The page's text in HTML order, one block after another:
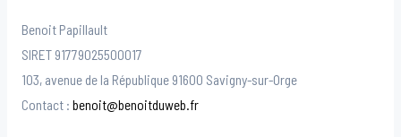
Benoit Papillault
SIRET 91779025500017
103, avenue de la République 91600 Savigny-sur-Orge
Contact : benoit@benoitduweb.fr